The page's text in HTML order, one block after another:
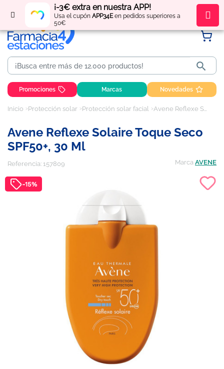
¡-3€ extra en nuestra APP!
Usa el cupón APP34Een pedidos superiores a
50€
Regístratey obténpuntos por tus compras

Promociones Marcas Novedades
Inicio Protección solar Protección solar facial Avene Reflexe Solaire Toque seco SPF50+, 30 ml
Avene Reflexe Solaire Toque Seco
SPF50+, 30 Ml
Referencia: 157809 Marca AVENE
-15%